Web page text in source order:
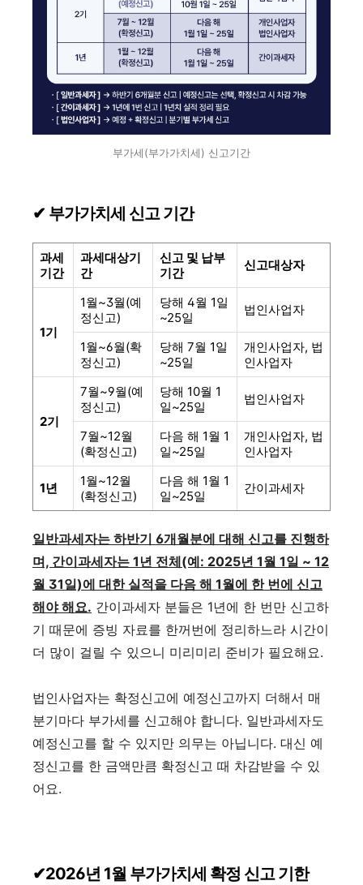
부가세(부가가치세) 신고기간
✔ 부가가치세 신고 기간
과세
기간
과세대상기
간
신고 및 납부
기간
신고대상자
1기
1월~3월(예
정신고)
당해 4월 1일
~25일
법인사업자
1월~6월(확
정신고)
당해 7월 1일
~25일
개인사업자, 법
인사업자
2기
7월~9월(예
정신고)
당해 10월 1
일~25일
법인사업자
7월~12월
(확정신고)
다음 해 1월 1
일~25일
개인사업자, 법
인사업자
1년
1월~12월
(확정신고)
다음 해 1월 1
일~25일
간이과세자
일반과세자는 하반기 6개월분에 대해 신고를 진행하
며, 간이과세자는 1년 전체(예: 2025년 1월 1일 ~ 12
월 31일)에 대한 실적을 다음 해 1월에 한 번에 신고
해야 해요. 간이과세자 분들은 1년에 한 번만 신고하
기 때문에 증빙 자료를 한꺼번에 정리하느라 시간이
더 많이 걸릴 수 있으니 미리미리 준비가 필요해요.
법인사업자는 확정신고에 예정신고까지 더해서 매
분기마다 부가세를 신고해야 합니다. 일반과세자도
예정신고를 할 수 있지만 의무는 아닙니다. 대신 예
정신고를 한 금액만큼 확정신고 때 차감받을 수 있
어요.
✔2026년 1월 부가가치세 확정 신고 기한